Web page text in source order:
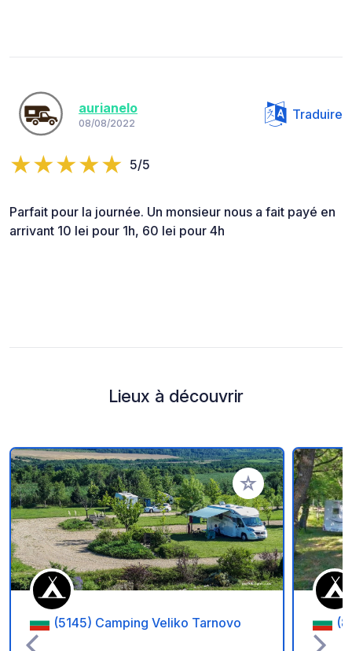
aurianelo
08/08/2022
Traduire
5/5
Parfait pour la journée. Un monsieur nous a fait payé en
arrivant 10 lei pour 1h, 60 lei pour 4h
Lieux à découvrir
Ajouter à vos
(5145) Camping Veliko Tarnovo